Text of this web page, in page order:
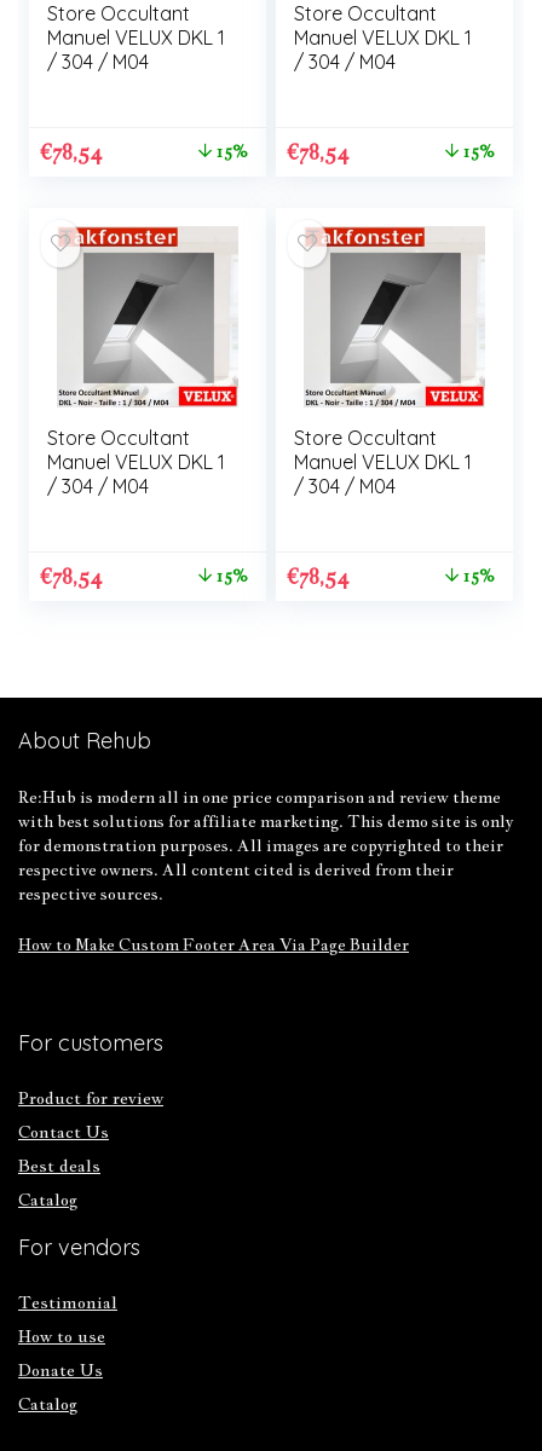
Store Occultant
Manuel VELUX DKL 1
/ 304 / M04
€78,54 15%
Store Occultant
Manuel VELUX DKL 1
/ 304 / M04
€78,54 15%
Store Occultant
Manuel VELUX DKL 1
/ 304 / M04
€78,54 15%
Store Occultant
Manuel VELUX DKL 1
/ 304 / M04
€78,54 15%
About Rehub
Re:Hub is modern all in one price comparison and review theme
with best solutions for affiliate marketing. This demo site is only
for demonstration purposes. All images are copyrighted to their
respective owners. All content cited is derived from their
respective sources.
How to Make Custom Footer Area Via Page Builder
For customers
Product for review
Contact Us
Best deals
Catalog
For vendors
Testimonial
How to use
Donate Us
Catalog